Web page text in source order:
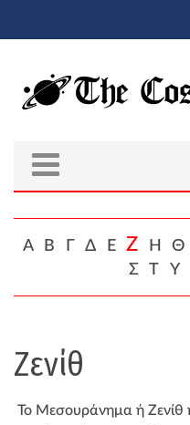
Α Β Γ Δ Ε Ζ Η Θ
Σ
Τ Υ
Ζενίθ
Το Μεσουράνημα ή Ζενίθ